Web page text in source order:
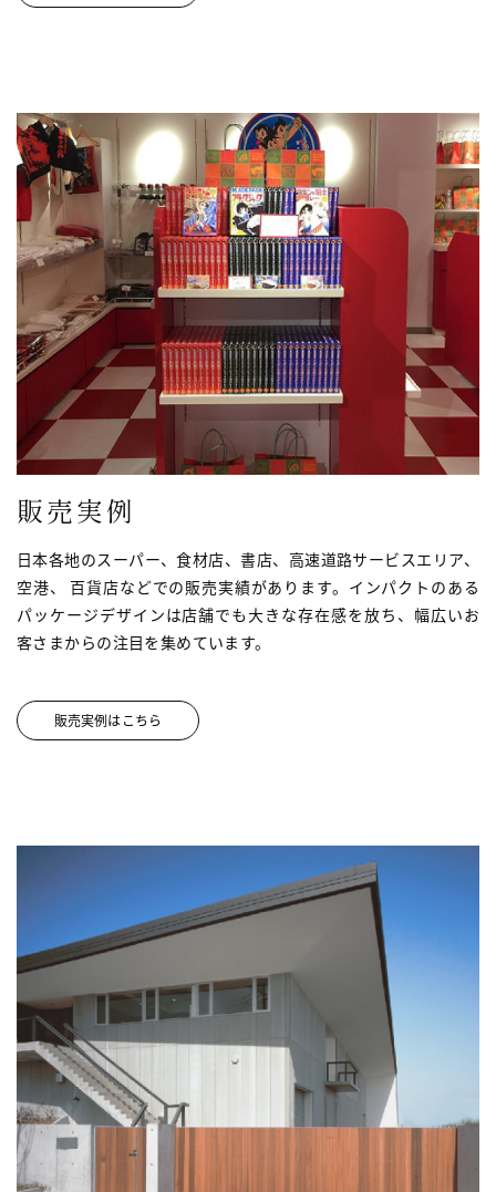
販売実例
日本各地のスーパー、食材店、書店、高速道路サービスエリア、
空港、 百貨店などでの販売実績があります。インパクトのある
パッケージデザインは店舗でも大きな存在感を放ち、幅広いお
客さまからの注目を集めています。
販売実例はこちら